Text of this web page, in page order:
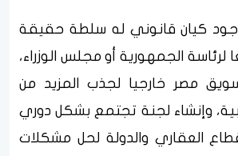
وجود كيان قانوني له سلطة حقيقة
لرئاسة الجمهورية أو مجلس الوزراء،
مصر خارجيا لجذب المزيد من
وإنشاء لجنة تجتمع بشكل دوري
العقاري والدولة لحل مشكلات